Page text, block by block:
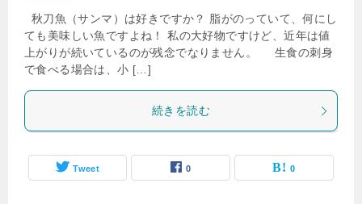
秋刀魚（サンマ）は好きですか？ 脂がのっていて、何にし
ても美味しい魚ですよね！ 私の大好物ですけど、近年は値
上がりが続いているのが残念でなりません。 生食の刺身
で食べる場合は、小 […]
続きを読む
Tweet 0 0